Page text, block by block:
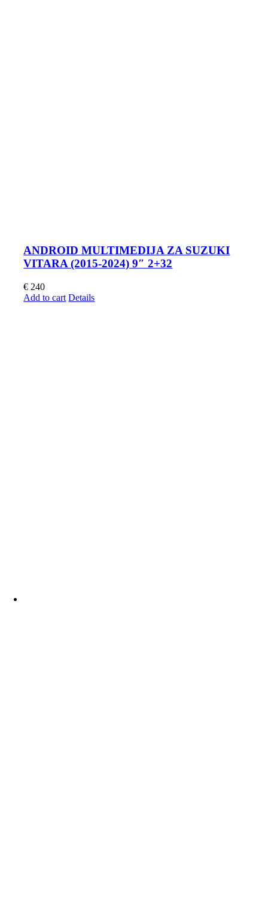
ANDROID MULTIMEDIJA ZA SUZUKI
VITARA (2015-2024) 9″ 2+32
€ 240
Add to cart Details